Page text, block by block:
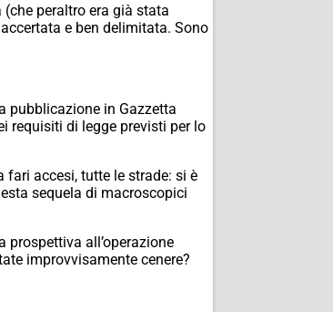
(che peraltro era già stata
e ben delimitata. Sono
pubblicazione in Gazzetta
requisiti di legge previsti per lo
accesi, tutte le strade: si è
sequela di macroscopici
prospettiva all’operazione
improvvisamente cenere?